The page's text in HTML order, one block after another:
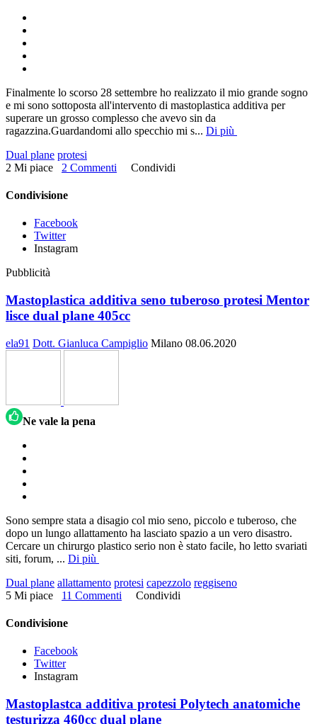
Finalmente lo scorso 28 settembre ho realizzato il mio grande sogno
e mi sono sottoposta all'intervento di mastoplastica additiva per
superare un grosso complesso che avevo sin da
ragazzina.Guardandomi allo specchio mi s... Di più
Dual plane protesi
2 Mi piace 2 Commenti Condividi
Condivisione
Facebook
Twitter
Instagram
Pubblicità
Mastoplastica additiva seno tuberoso protesi Mentor
lisce dual plane 405cc
ela91 Dott. Gianluca Campiglio Milano 08.06.2020
Ne vale la pena
Sono sempre stata a disagio col mio seno, piccolo e tuberoso, che
dopo un lungo allattamento ha lasciato spazio a un vero disastro.
Cercare un chirurgo plastico serio non è stato facile, ho letto svariati
siti, forum, ... Di più
Dual plane allattamento protesi capezzolo reggiseno
5 Mi piace 11 Commenti Condividi
Condivisione
Facebook
Twitter
Instagram
Mastoplastca additiva protesi Polytech anatomiche
testurizza 460cc dual plane